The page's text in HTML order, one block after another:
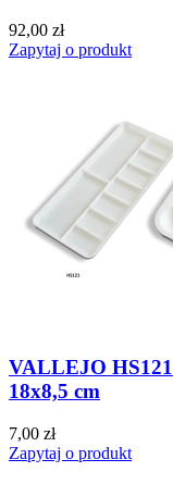
92,00 zł
Zapytaj o produkt
VALLEJO
18x8,5 cm
7,00 zł
Zapytaj o produkt